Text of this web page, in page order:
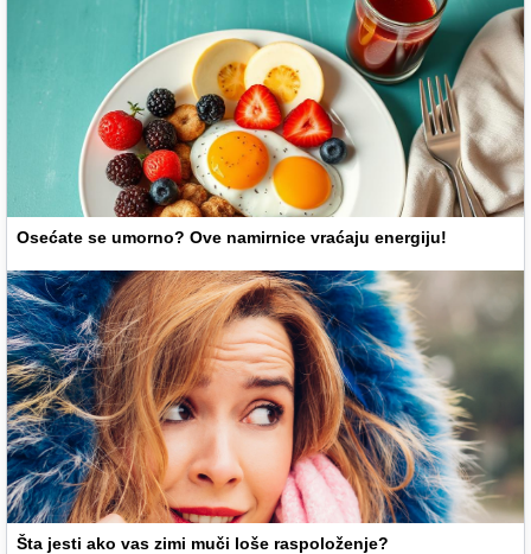
Osećate se umorno? Ove namirnice vraćaju energiju!
Šta jesti ako vas zimi muči loše raspoloženje?